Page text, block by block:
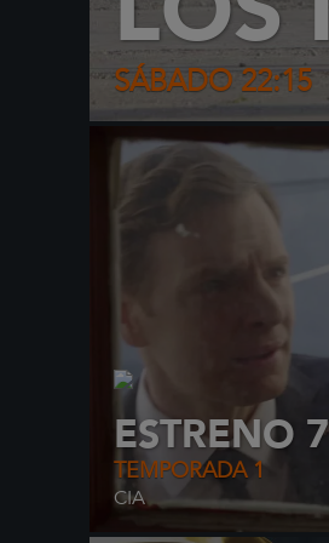
SÁBADO 22:15
ESTRENO
TEMPORADA 1
CIA